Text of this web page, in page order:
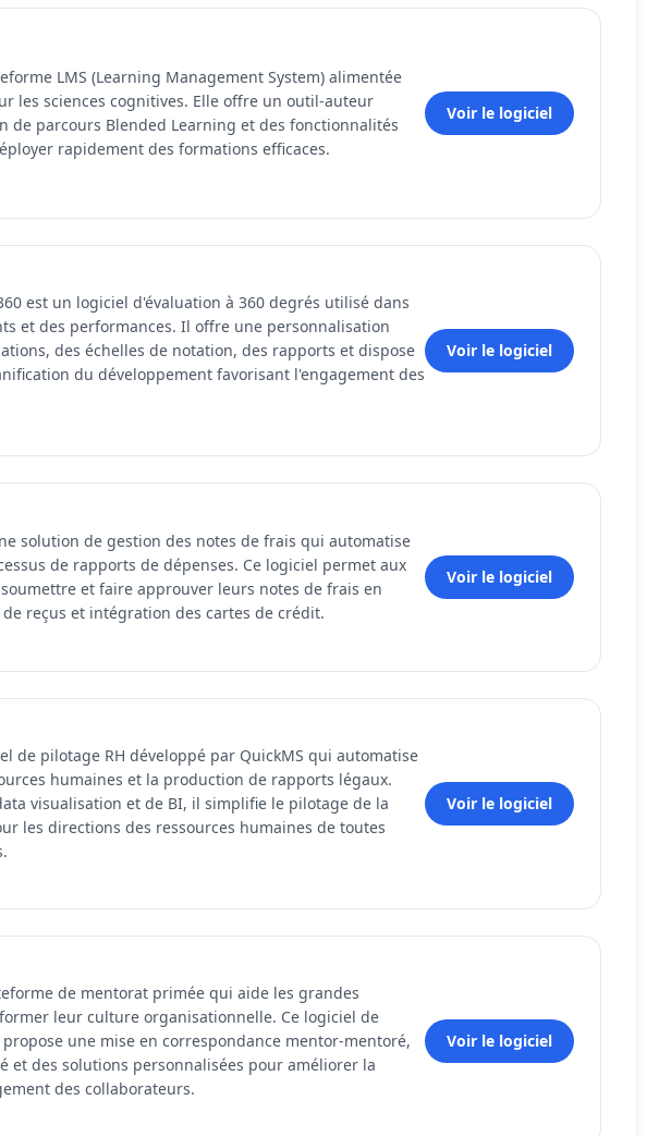
LMS (Learning Management System) alimentée
les sciences cognitives. Elle offre un outil-auteur
de parcours Blended Learning et des fonctionnalités
rapidement des formations efficaces.
Voir le logiciel
est un logiciel d'évaluation à 360 degrés utilisé dans
et des performances. Il offre une personnalisation
des échelles de notation, des rapports et dispose
du développement favorisant l'engagement des
Voir le logiciel
solution de gestion des notes de frais qui automatise
de rapports de dépenses. Ce logiciel permet aux
et faire approuver leurs notes de frais en
reçus et intégration des cartes de crédit.
Voir le logiciel
de pilotage RH développé par QuickMS qui automatise
humaines et la production de rapports légaux.
visualisation et de BI, il simplifie le pilotage de la
les directions des ressources humaines de toutes
Voir le logiciel
de mentorat primée qui aide les grandes
leur culture organisationnelle. Ce logiciel de
une mise en correspondance mentor-mentoré,
et des solutions personnalisées pour améliorer la
des collaborateurs.
Voir le logiciel